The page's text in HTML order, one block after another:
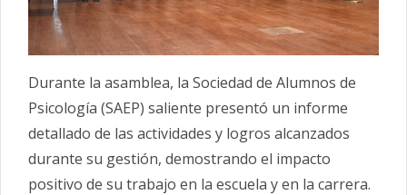
Durante la asamblea, la Sociedad de Alumnos de
Psicología (SAEP) saliente presentó un informe
detallado de las actividades y logros alcanzados
durante su gestión, demostrando el impacto
positivo de su trabajo en la escuela y en la carrera.